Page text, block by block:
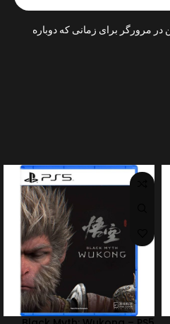
در مرورگر برای زمانی که دوباره